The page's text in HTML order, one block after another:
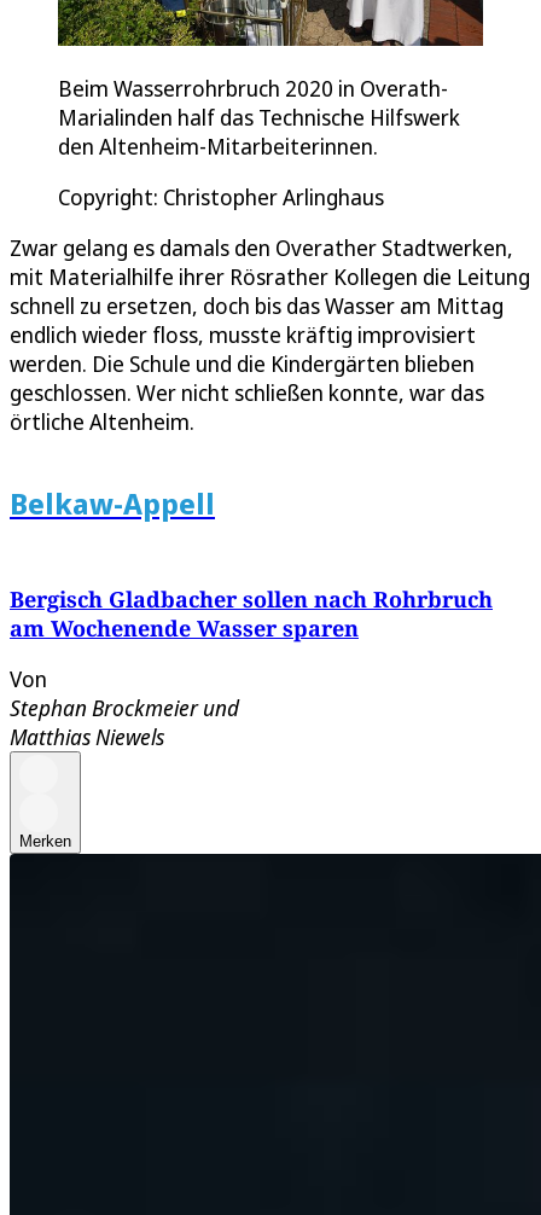
Beim Wasserrohrbruch 2020 in Overath-
Marialinden half das Technische Hilfswerk
den Altenheim-Mitarbeiterinnen.
Copyright: Christopher Arlinghaus
Zwar gelang es damals den Overather Stadtwerken,
mit Materialhilfe ihrer Rösrather Kollegen die Leitung
schnell zu ersetzen, doch bis das Wasser am Mittag
endlich wieder floss, musste kräftig improvisiert
werden. Die Schule und die Kindergärten blieben
geschlossen. Wer nicht schließen konnte, war das
örtliche Altenheim.
Belkaw-Appell
Bergisch Gladbacher sollen nach Rohrbruch
am Wochenende Wasser sparen
Von
Stephan Brockmeierund
Matthias Niewels
Merken